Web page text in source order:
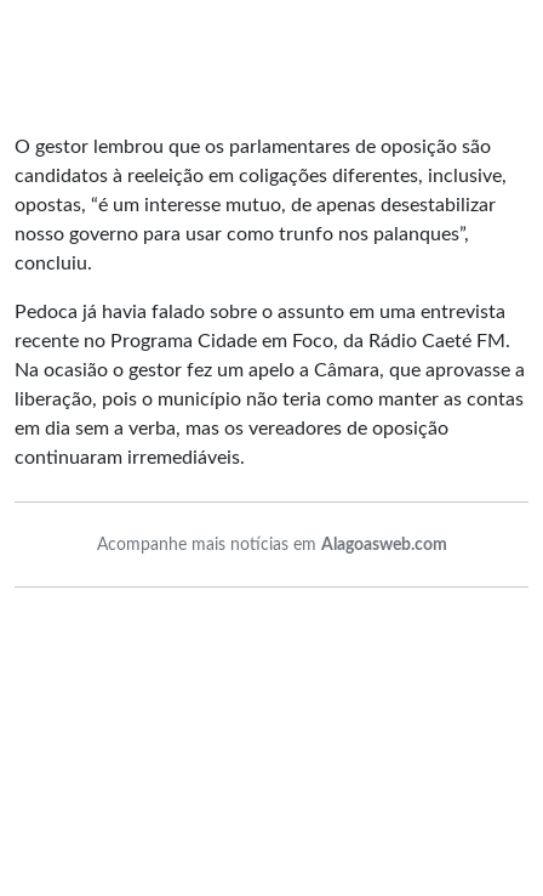
O gestor lembrou que os parlamentares de oposição são
candidatos à reeleição em coligações diferentes, inclusive,
opostas, “é um interesse mutuo, de apenas desestabilizar
nosso governo para usar como trunfo nos palanques”,
concluiu.
Pedoca já havia falado sobre o assunto em uma entrevista
recente no Programa Cidade em Foco, da Rádio Caeté FM.
Na ocasião o gestor fez um apelo a Câmara, que aprovasse a
liberação, pois o município não teria como manter as contas
em dia sem a verba, mas os vereadores de oposição
continuaram irremediáveis.
Acompanhe mais notícias em Alagoasweb.com